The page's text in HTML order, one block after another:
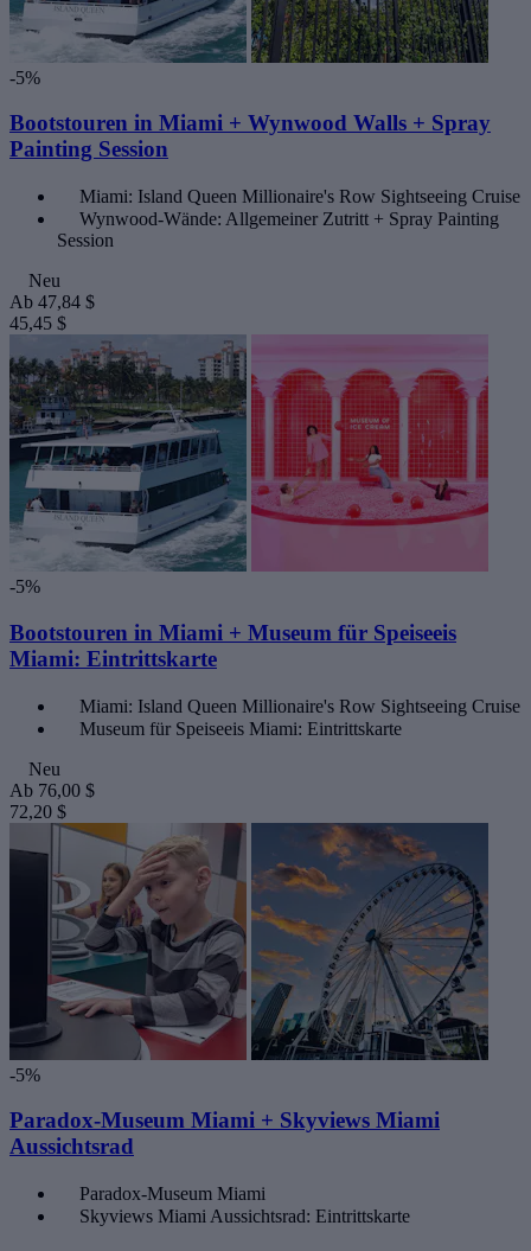
-5%
Bootstouren in Miami + Wynwood Walls + Spray
Painting Session
Miami: Island Queen Millionaire's Row Sightseeing Cruise
Wynwood-Wände: Allgemeiner Zutritt + Spray Painting
Session
Neu
Ab 47,84 $
45,45 $
-5%
Bootstouren in Miami + Museum für Speiseeis
Miami: Eintrittskarte
Miami: Island Queen Millionaire's Row Sightseeing Cruise
Museum für Speiseeis Miami: Eintrittskarte
Neu
Ab 76,00 $
72,20 $
-5%
Paradox-Museum Miami + Skyviews Miami
Aussichtsrad
Paradox-Museum Miami
Skyviews Miami Aussichtsrad: Eintrittskarte